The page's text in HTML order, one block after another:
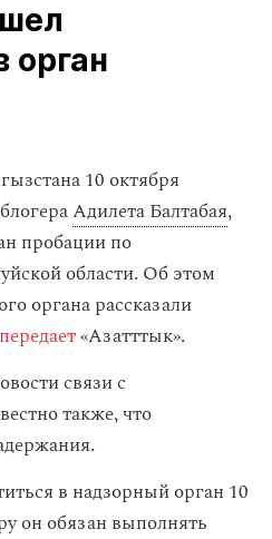
орган
10 октября
Адилета Балтабая,
пробации по
области. Об этом
органа рассказали
передает«Азатттык».
связи с
также, что
в надзорный орган 10
он обязан выполнять